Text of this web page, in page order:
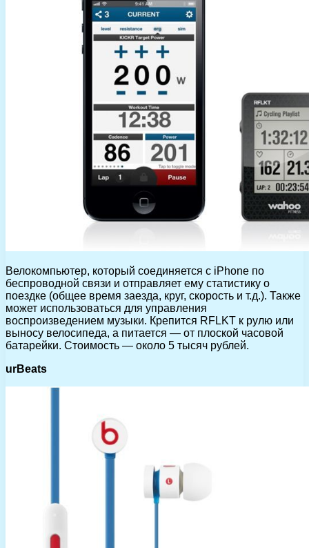
Велокомпьютер, который соединяется с iPhone по
беспроводной связи и отправляет ему статистику о
поездке (общее время заезда, круг, скорость и т.д.). Также
может использоваться для управления
воспроизведением музыки. Крепится RFLKT к рулю или
выносу велосипеда, а питается — от плоской часовой
батарейки. Стоимость — около 5 тысяч рублей.
urBeats